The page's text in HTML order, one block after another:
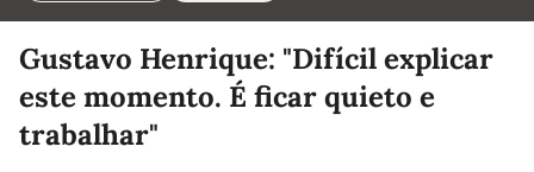
Selecione o time para ver as notícias
Gustavo Henrique: "Difícil explicar
este momento. É ficar quieto e
trabalhar"